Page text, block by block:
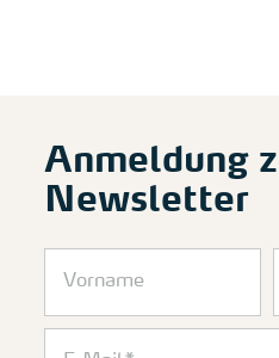
Anmeldung
Newsletter